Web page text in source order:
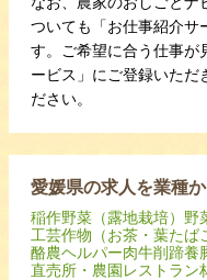
ついても「お仕事紹介サ
す。ご希望に合う仕事が
ービス」にご登録いただ
ださい。
愛媛県の求人を業種
稲作野菜（露地栽培） 野
工芸作物（お茶・葉たば
酪農ヘルパー肉牛削蹄養
直売所・農園レストラン